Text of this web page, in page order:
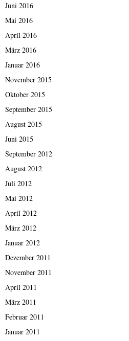
Juni 2016
Mai 2016
April 2016
März 2016
Januar 2016
November 2015
Oktober 2015
September 2015
August 2015
Juni 2015
September 2012
August 2012
Juli 2012
Mai 2012
April 2012
März 2012
Januar 2012
Dezember 2011
November 2011
April 2011
März 2011
Februar 2011
Januar 2011